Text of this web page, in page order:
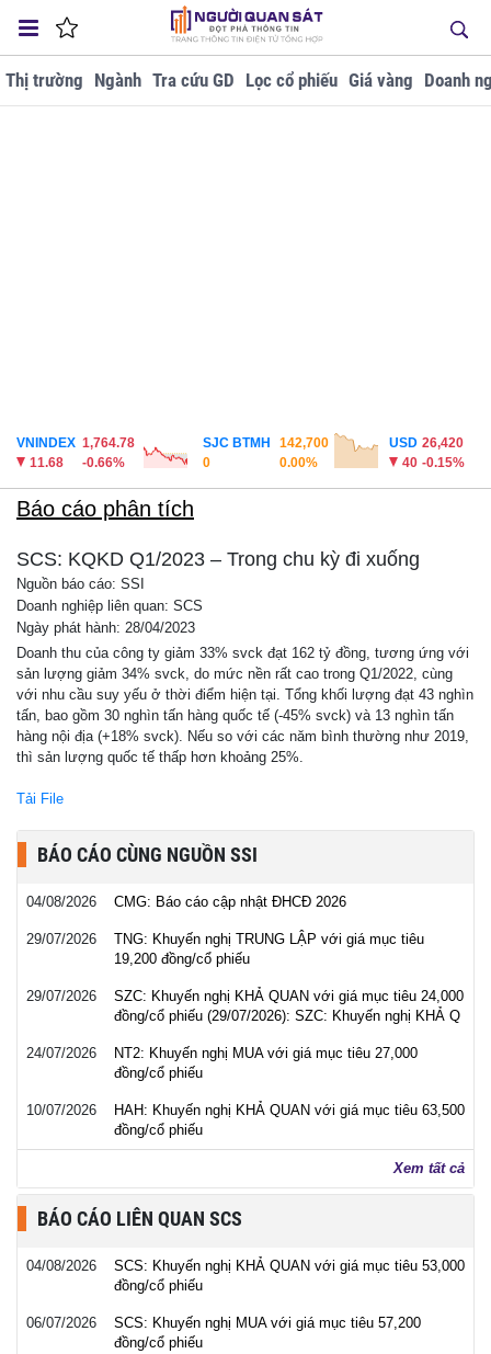
Thị trường Ngành Tra cứu GD Lọc cổ phiếu Giá vàng Doanh
VNINDEX 1,764.78
11.68
-0.66%
SJC BTMH
142,700
0
0.00%
USD 26,420
40 -0.15%
Báo cáo phân tích
SCS: KQKD Q1/2023 – Trong chu kỳ đi xuống
Nguồn báo cáo: SSI
Doanh nghiệp liên quan: SCS
Ngày phát hành: 28/04/2023
Doanh thu của công ty giảm 33% svck đạt 162 tỷ đồng, tương ứng với
sản lượng giảm 34% svck, do mức nền rất cao trong Q1/2022, cùng
với nhu cầu suy yếu ở thời điểm hiện tại. Tổng khối lượng đạt 43 nghìn
tấn, bao gồm 30 nghìn tấn hàng quốc tế (-45% svck) và 13 nghìn tấn
hàng nội địa (+18% svck). Nếu so với các năm bình thường như 2019,
thì sản lượng quốc tế thấp hơn khoảng 25%.
Tải File
BÁO CÁO CÙNG NGUỒN SSI
04/08/2026 CMG: Báo cáo cập nhật ĐHCĐ 2026
29/07/2026
TNG: Khuyến nghị TRUNG LẬP với giá mục tiêu
19,200 đồng/cổ phiếu
29/07/2026
SZC: Khuyến nghị KHẢ QUAN với giá mục tiêu 24,000
đồng/cổ phiếu (29/07/2026): SZC: Khuyến nghị KHẢ Q
24/07/2026
NT2: Khuyến nghị MUA với giá mục tiêu 27,000
đồng/cổ phiếu
10/07/2026
HAH: Khuyến nghị KHẢ QUAN với giá mục tiêu 63,500
đồng/cổ phiếu
Xem tất cả
BÁO CÁO LIÊN QUAN SCS
04/08/2026
SCS: Khuyến nghị KHẢ QUAN với giá mục tiêu 53,000
đồng/cổ phiếu
06/07/2026
SCS: Khuyến nghị MUA với giá mục tiêu 57,200
đồng/cổ phiếu